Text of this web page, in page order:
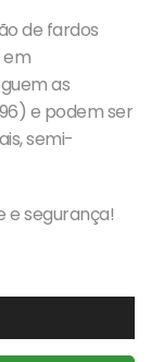
de fardos
em
as
e podem ser
semi-
e segurança!